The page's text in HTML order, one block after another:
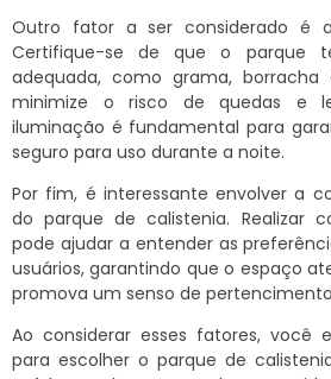
Outro fator a ser considerado é
Certifique-se de que o parque
adequada, como grama, borracha
minimize o risco de quedas e
iluminação é fundamental para
seguro para uso durante a noite.
Por fim, é interessante envolver a
do parque de calistenia. Realizar
pode ajudar a entender as
usuários, garantindo que o espaço
promova um senso de
Ao considerar esses fatores, você
para escolher o parque de